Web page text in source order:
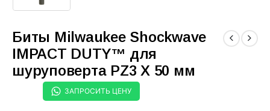
Биты Milwaukee Shockwave
IMPACT DUTY™ для
шуруповерта PZ3 X 50 мм
ЗАПРОСИТЬ ЦЕНУ